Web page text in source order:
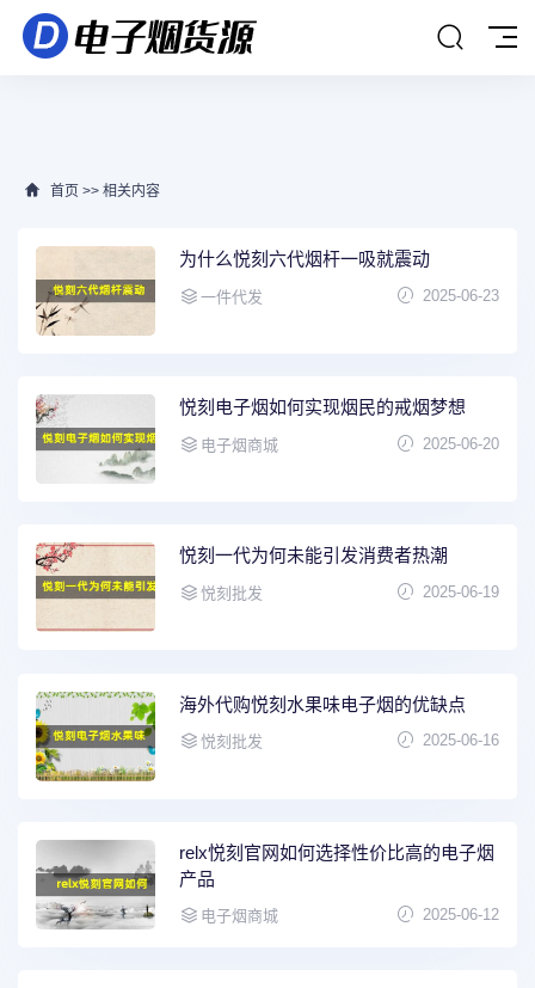
首页 >> 相关内容
为什么悦刻六代烟杆一吸就震动
一件代发 2025-06-23
悦刻电子烟如何实现烟民的戒烟梦想
电子烟商城 2025-06-20
悦刻一代为何未能引发消费者热潮
悦刻批发 2025-06-19
海外代购悦刻水果味电子烟的优缺点
悦刻批发 2025-06-16
relx悦刻官网如何选择性价比高的电子烟
产品
电子烟商城 2025-06-12